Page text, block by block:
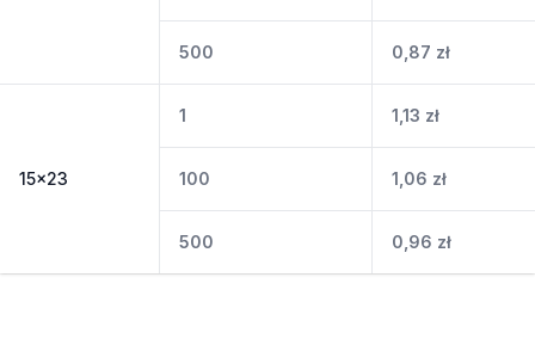
500 0,87 zł
15x23
1 1,13 zł
100 1,06 zł
500 0,96 zł